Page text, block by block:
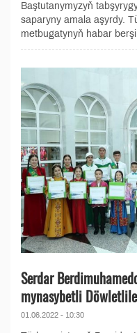
Baştutanymyzyň
saparyny amala aşyrdy.
metbugatynyň habar
Serdar
mynasybetli
01.06.2022 - 10:30